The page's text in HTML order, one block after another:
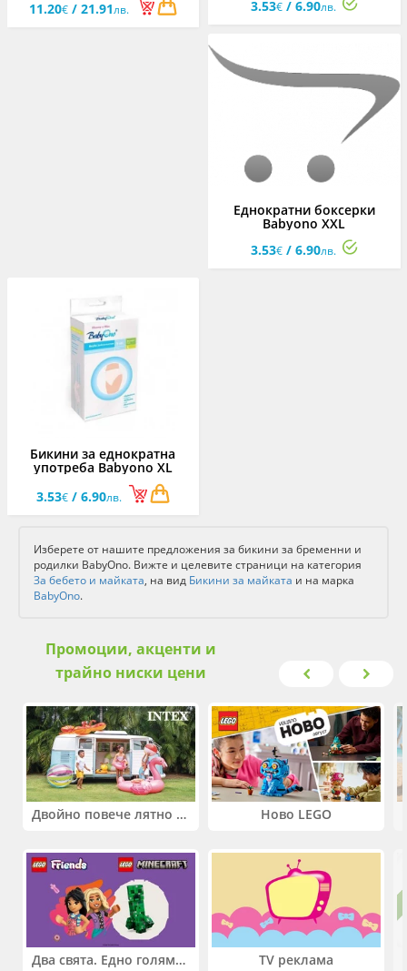
11.20€/ 21.91лв. 3.53€/ 6.90лв.
Еднократни боксерки
Babyono XXL
3.53€/ 6.90лв.
Бикини за еднократна
употреба Babyono XL
3.53€/ 6.90лв.
Изберете от нашите предложения за бикини за бременни и
родилки BabyOno. Вижте и целевите страници на категория
За бебето и майката, на вид Бикини за майката и на марка
BabyOno.
Промоции, акценти и
трайно ниски цени
Двойно повече лятно забавление! Купи 2 продукта INTEX и вземи -33%
Два свята. Едно голямо приключение. Купи 2 продукта LEGO® Friends и/или LEGO® Minecraft и вземи -27%
Ново LEGO
TV реклама